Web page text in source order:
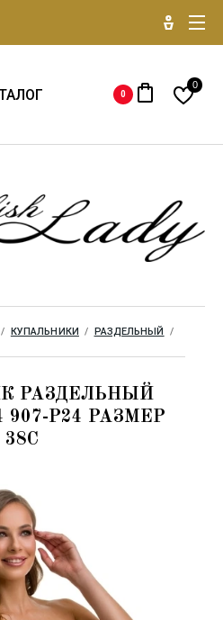
0
0
/
КУПАЛЬНИКИ
  /
РАЗДЕЛЬНЫЙ
  /
РАЗДЕЛЬНЫЙ
907-P24 РАЗМЕР
38C